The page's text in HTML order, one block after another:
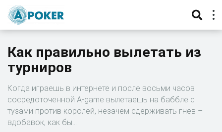
Как правильно вылетать из
турниров
Когда играешь в интернете и после восьми часов
сосредоточенной А-game вылетаешь на баббле с
тузами против королей, незачем сдерживать гнев –
вдобавок, как бы…